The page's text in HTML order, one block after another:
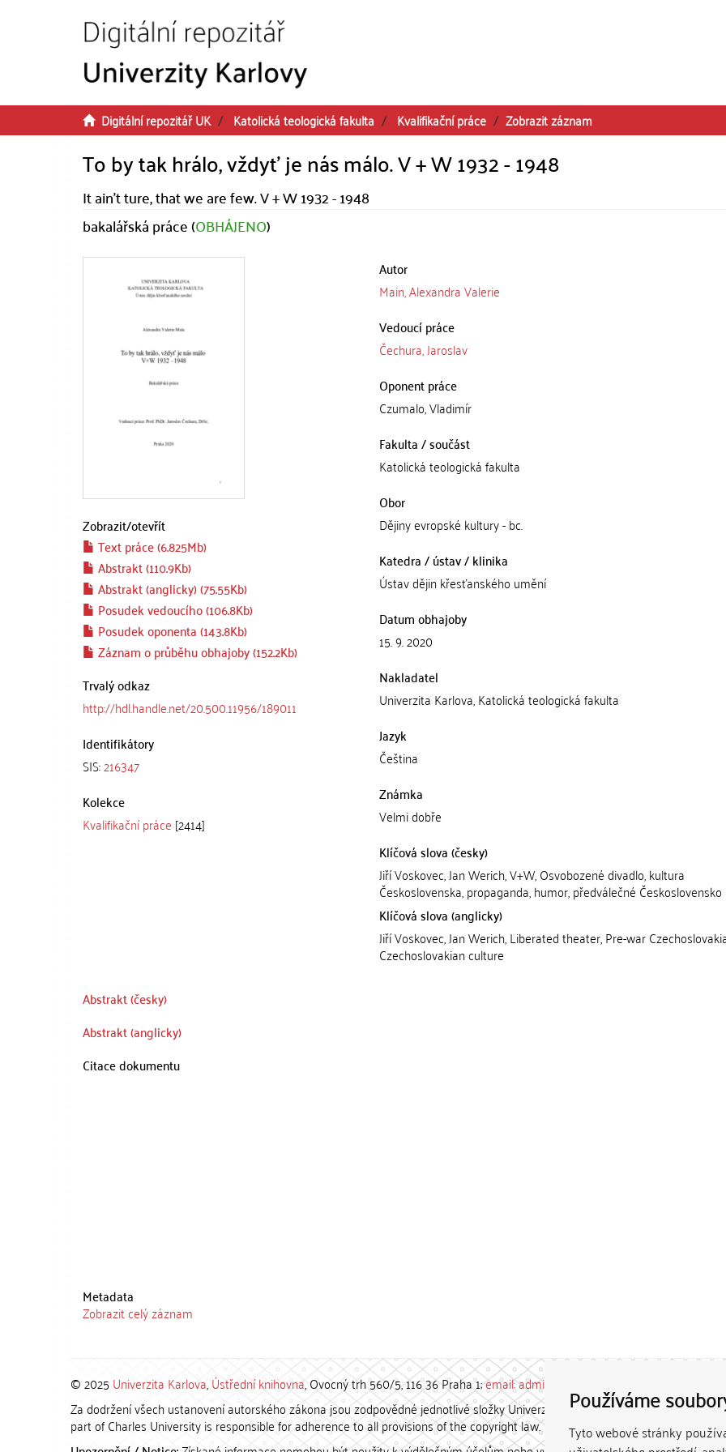
Používáme
Tyto webové stránky
Digitální repozitář UK Katolická teologická fakulta Kvalifikační práce Zobrazit záznam
To by tak hrálo, vždyť je nás málo. V + W 1932 - 1948
It ain't ture, that we are few. V + W 1932 - 1948
bakalářská práce (OBHÁJENO)
Zobrazit/otevřít
Text práce (6.825Mb)
Abstrakt (110.9Kb)
Abstrakt (anglicky) (75.55Kb)
Posudek vedoucího (106.8Kb)
Posudek oponenta (143.8Kb)
Záznam o průběhu obhajoby (152.2Kb)
Trvalý odkaz
http://hdl.handle.net/20.500.11956/189011
Identifikátory
SIS:216347
Kolekce
Kvalifikační práce [2414]
Autor
Main, Alexandra Valerie
Vedoucí práce
Čechura, Jaroslav
Oponent práce
Czumalo, Vladimír
Fakulta / součást
Katolická teologická fakulta
Obor
Dějiny evropské kultury - bc.
Katedra / ústav / klinika
Ústav dějin křesťanského umění
Datum obhajoby
15. 9. 2020
Nakladatel
Univerzita Karlova, Katolická teologická fakulta
Jazyk
Čeština
Známka
Velmi dobře
Klíčová slova (česky)
Jiří Voskovec, Jan Werich, V+W, Osvobozené divadlo, kultura
Československa, propaganda, humor, předválečné Československo
Klíčová slova (anglicky)
Jiří Voskovec, Jan Werich, Liberated theater, Pre-war
Czechoslovakian culture
Abstrakt (česky)
Abstrakt (anglicky)
Citace dokumentu
Metadata
Zobrazit celý záznam
© 2025 Univerzita Karlova,Ústřední knihovna, Ovocný trh 560/5, 116 36 Praha 1;email: admin-repozitar [at] cuni.cz
Za dodržení všech ustanovení autorského zákona jsou zodpovědné jednotlivé složky Univerzity Karlovy. / Each constituent
part of Charles University is responsible for adherence to all provisions of the copyright law.